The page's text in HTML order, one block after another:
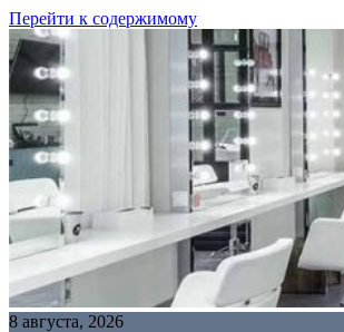
Перейти к содержимому
8 августа, 2026